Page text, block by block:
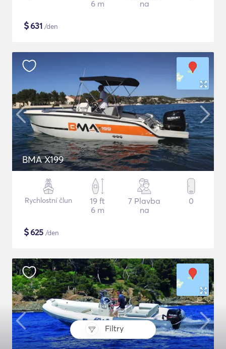
Filtry
6 m
na
$631 /den
BMA X199
Rychlostní člun
19 ft
6 m
7 Plavba
na
0
$625 /den